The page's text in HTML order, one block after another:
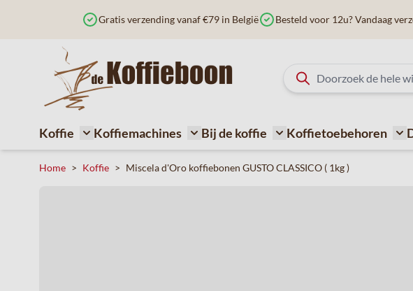
Gratis verzending vanaf €79 in België Besteld voor 12u? Vandaag
Koffie
Toggle submenu for Koffie
Koffiemachines
Toggle submenu for Koffiemachines
Bij de koffie
Toggle submenu for Bij
Koffietoebehoren
Home > Koffie > Miscela d'Oro koffiebonen GUSTO CLASSICO ( 1kg )